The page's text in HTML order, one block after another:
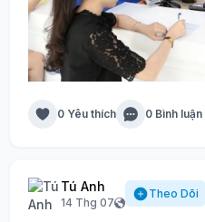
0 Yêu thích 0 Bình luận
Tú Anh
14 Thg 07
Theo Dõi